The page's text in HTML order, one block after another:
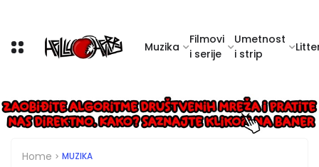
Muzika
Filmovi
i serije
Umetnost
i strip
Home MUZIKA